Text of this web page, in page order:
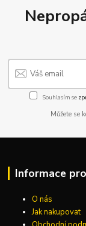
Souhlasím se
Můžete se
Informace
O nás
Jak nakupovat